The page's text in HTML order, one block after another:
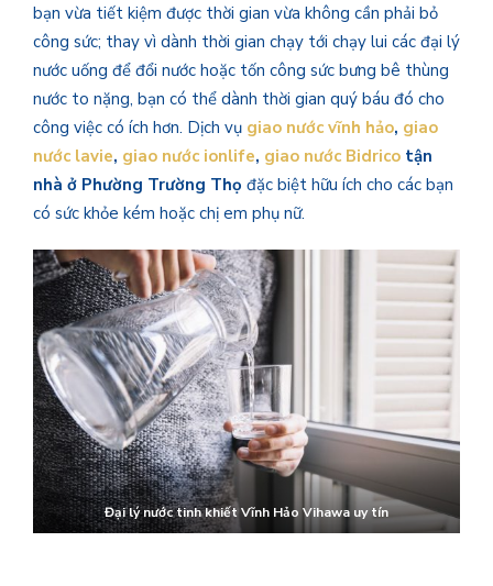
bạn vừa tiết kiệm được thời gian vừa không cần phải bỏ
công sức; thay vì dành thời gian chạy tới chạy lui các đại lý
nước uống để đổi nước hoặc tốn công sức bưng bê thùng
nước to nặng, bạn có thể dành thời gian quý báu đó cho
công việc có ích hơn. Dịch vụ giao nước vĩnh hảo, giao
nước lavie, giao nước ionlife, giao nước Bidrico tận
nhà ở Phường Trường Thọ đặc biệt hữu ích cho các bạn
có sức khỏe kém hoặc chị em phụ nữ.
Đại lý nước tinh khiết Vĩnh Hảo Vihawa uy tín